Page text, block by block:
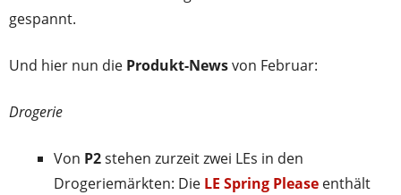
gespannt.
Und hier nun die Produkt-Newsvon Februar:
Drogerie
Von P2stehen zurzeit zwei LEs in den
Drogeriemärkten: Die LE Spring Please enthält